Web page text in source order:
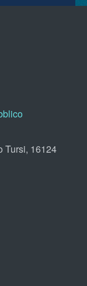
Tursi, 16124